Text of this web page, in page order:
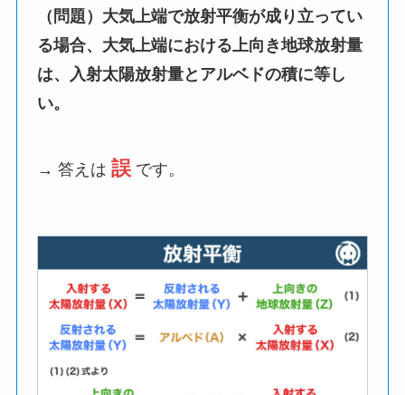
（問題）大気上端で放射平衡が成り立ってい
る場合、大気上端における上向き地球放射量
は、入射太陽放射量とアルベドの積に等し
い。
→ 答えは誤 です。